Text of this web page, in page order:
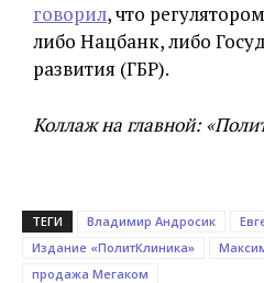
говорил, что
либо Нацбанк, либо
развития (ГБР).
Коллаж на главной:
ТЕГИ Владимир Андросик
Издание «ПолитКлиника»
продажа Мегаком